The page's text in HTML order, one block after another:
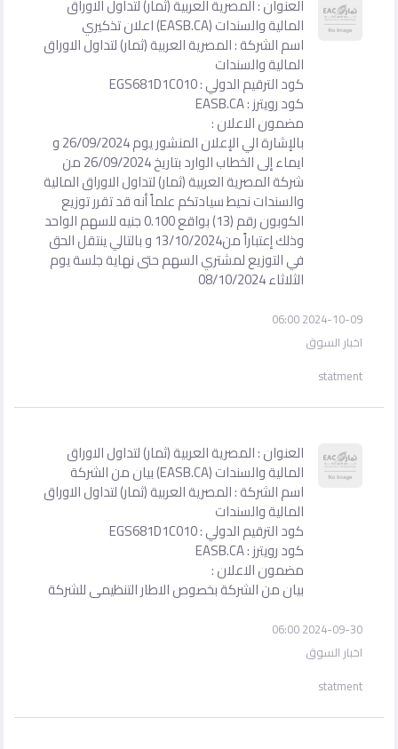
العنوان : المصرية العربية (ثمار) لتداول الاوراق
المالية والسندات (EASB.CA) اعلان تذكيري
اسم الشركة : المصرية العربية (ثمار) لتداول الاوراق
المالية والسندات
كود الترقيم الدولي : EGS681D1C010
كود رويترز : EASB.CA
مضمون الاعلان :
بالإشارة الي الإعلان المنشور يوم 26/09/2024 و
ايماء إلى الخطاب الوارد بتاريخ 26/09/2024 من
شركة المصرية العربية (ثمار) لتداول الاوراق المالية
والسندات نحيط سيادتكم علماً أنه قد تقرر توزيع
الكوبون رقم (13) بواقع 0.100 جنيه للسهم الواحد
وذلك إعتباراً من13/10/2024 و بالتالي ينتقل الحق
في التوزيع لمشتري السهم حتى نهاية جلسة يوم
الثلاثاء 08/10/2024
2024-10-09 06:00
اخبار السوق
statment
العنوان : المصرية العربية (ثمار) لتداول الاوراق
المالية والسندات (EASB.CA) بيان من الشركة
اسم الشركة : المصرية العربية (ثمار) لتداول الاوراق
المالية والسندات
كود الترقيم الدولي : EGS681D1C010
كود رويترز : EASB.CA
مضمون الاعلان :
بيان من الشركة بخصوص الاطار التنظيمى للشركة
2024-09-30 06:00
اخبار السوق
statment